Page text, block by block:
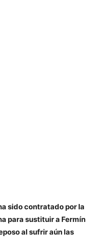
sido contratado por la
para sustituir a Fermín
al sufrir aún las